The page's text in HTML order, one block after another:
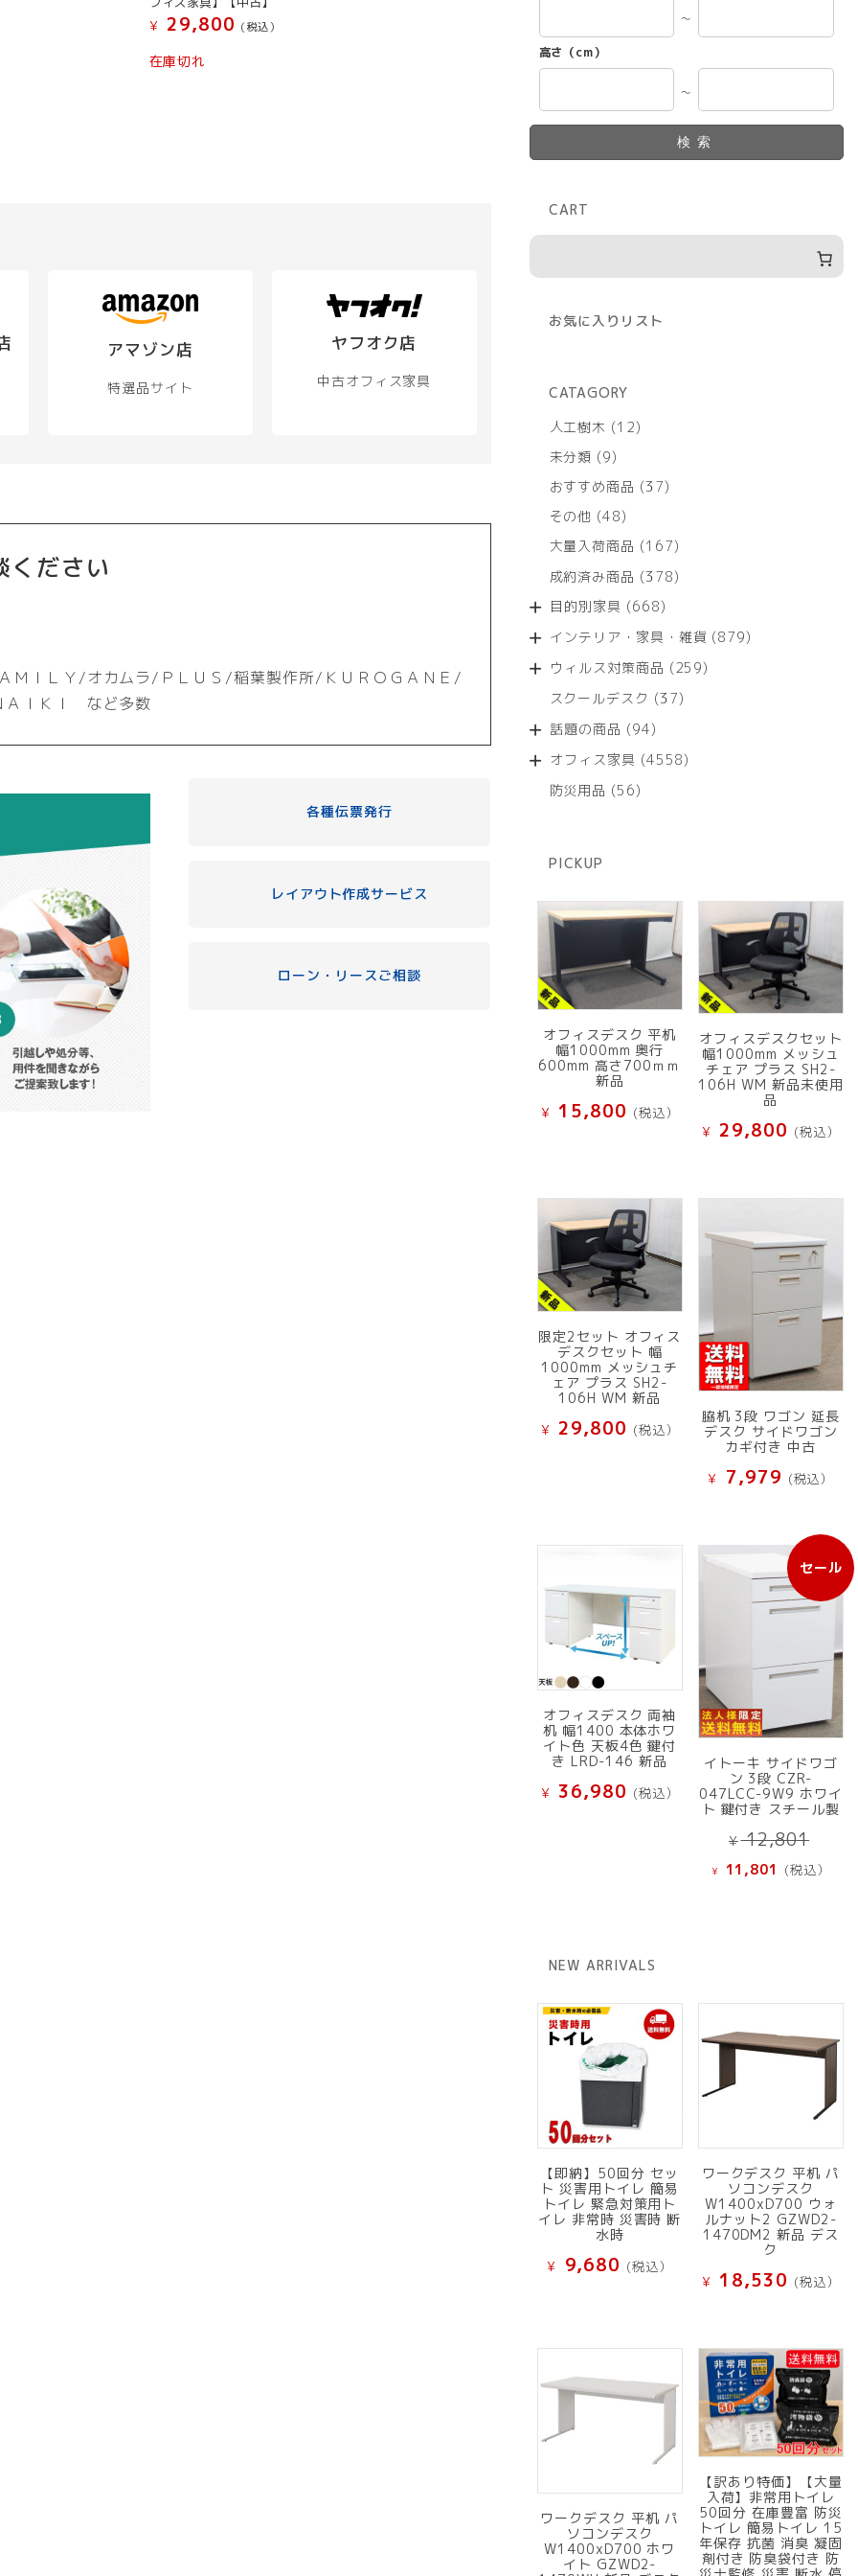
¥ 29,800 (税込）
在庫切れ
アマゾン店
特選品サイト
ヤフオク店
中古オフィス家具
ください
ＭＩＬＹ/オカムラ/ＰＬＵＳ/稲葉製作所/ＫＵＲＯＧＡＮＥ/
ＡＩＫＩ など多数
各種伝票発行
レイアウト作成サービス
ローン・リースご相談
～
高さ（cm）
～
検索
CART
お気に入りリスト
CATAGORY
人工樹木
1212
商
未分類 99
の
商
おすすめ商品 3737
商
その他 4848
の
商
大量入荷商品 167167
の
成約済み商品 378378
商
目的別家具 668668
の
商
インテリア・家具・雑貨 879879
ウィルス対策商品 259259
スクールデスク 3737
商
話題の商品 9494
の
オフィス家具 45584558
防災用品 5656
PICKUP
オフィスデスク 平机
幅1000mm 奥行
600mm 高さ700ｍｍ
新品
¥ 15,800 (税込）
オフィスデスクセット
幅1000mm メッシュ
チェア プラス SH2-
106H WM 新品未使用
品
¥ 29,800 (税込）
限定2セット オフィス
デスクセット 幅
1000mm メッシュチ
ェア プラス SH2-
106H WM 新品
¥ 29,800 (税込）
脇机 3段 ワゴン 延長
デスク サイドワゴン
カギ付き 中古
¥ 7,979 (税込）
オフィスデスク 両袖
机 幅1400 本体ホワ
イト色 天板4色 鍵付
き LRD-146 新品
¥ 36,980 (税込）
セール
販
売
中
品
イトーキ サイドワゴ
ン 3段 CZR-
047LCC-9W9 ホワイ
ト 鍵付き スチール製
¥12,801
の
価
¥ 11,801 現
す。
(税込）
NEW ARRIVALS
【即納】50回分 セッ
ト 災害用トイレ 簡易
トイレ 緊急対策用ト
イレ 非常時 災害時 断
水時
¥ 9,680 (税込）
ワークデスク 平机 パ
ソコンデスク
W1400xD700 ウォ
ルナット2 GZWD2-
1470DM2 新品 デス
ク
¥ 18,530 (税込）
ワークデスク 平机 パ
ソコンデスク
W1400xD700 ホワ
イト GZWD2-
【訳あり特価】【大量
入荷】非常用トイレ
50回分 在庫豊富 防災
トイレ 簡易トイレ 15
年保存 抗菌 消臭 凝固
剤付き 防臭袋付き 防